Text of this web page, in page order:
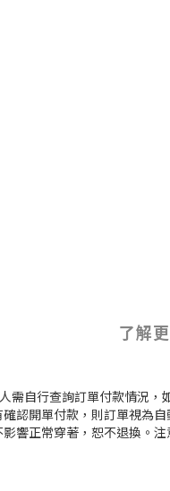
了解
自行查詢訂單付款情況，
開單付款，則訂單視為自
響正常穿著，恕不退換。注